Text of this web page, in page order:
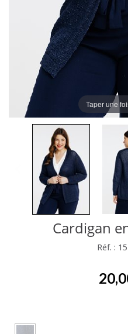
Taper une
Cardigan
Réf. :